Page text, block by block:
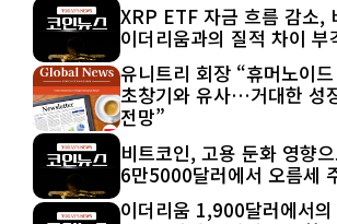
XRP ETF 자금 흐름 감소,
이더리움과의 질적 차이 부
유니트리 회장 “휴머노이
초창기와 유사…거대한 성
전망”
비트코인, 고용 둔화 영향
6만5000달러에서 오름세
이더리움 1,900달러에서